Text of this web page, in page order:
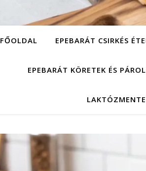
FŐOLDAL EPEBARÁT CSIRKÉS
EPEBARÁT KÖRETEK ÉS